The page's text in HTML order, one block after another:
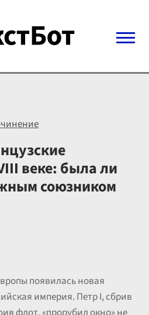
веке: была ли
союзником
появилась новая
империя. Петр I, сбрив